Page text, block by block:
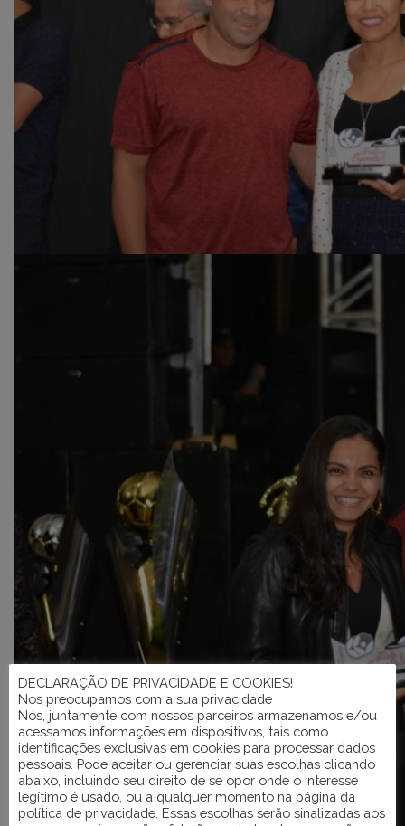
DECLARAÇÃO DE PRIVACIDADE E COOKIES!
Nos preocupamos com a sua privacidade
Nós, juntamente com nossos parceiros armazenamos e/ou
acessamos informações em dispositivos, tais como
identificações exclusivas em cookies para processar dados
pessoais. Pode aceitar ou gerenciar suas escolhas clicando
abaixo, incluindo seu direito de se opor onde o interesse
legítimo é usado, ou a qualquer momento na página da
política de privacidade. Essas escolhas serão sinalizadas aos